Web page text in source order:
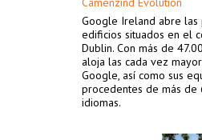
Google Ireland abre las
edificios situados en el
Dublin. Con más de
aloja las cada vez
Google, así como sus
procedentes de más de
idiomas.